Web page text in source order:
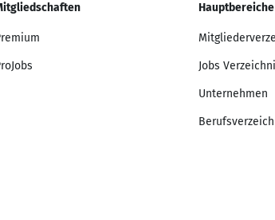
Hauptbereiche
Jobs
Unternehmen